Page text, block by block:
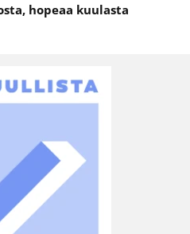
hopeaa kuulasta